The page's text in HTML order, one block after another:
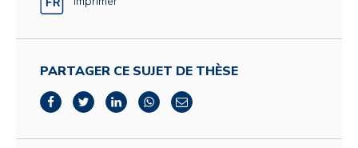
PARTAGER CE SUJET DE THÈSE